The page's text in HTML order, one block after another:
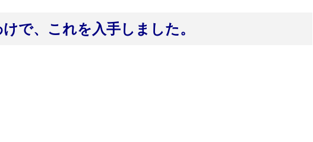
で、これを入手しました。